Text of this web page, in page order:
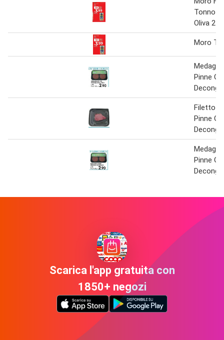
Tonno
Oliva
Moro
Pinne
Filetto
Pinne
Pinne
Scarica l'app gratuita con
1850+ negozi